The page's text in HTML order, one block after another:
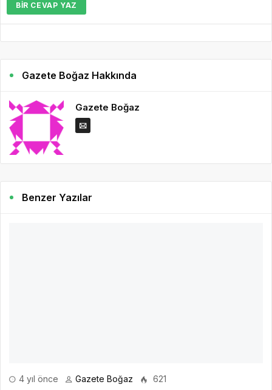
BIR CEVAP YAZ
Gazete Boğaz Hakkında
Gazete Boğaz
Benzer Yazılar
4 yıl önce Gazete Boğaz 621